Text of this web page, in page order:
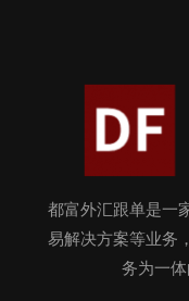
都富外汇跟单是一
易解决方案等业务
务为一体